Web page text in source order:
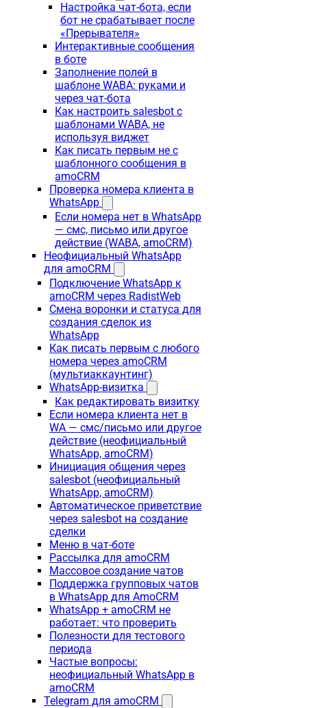
Настройка чат-бота, если
бот не срабатывает после
«Прерывателя»
Интерактивные сообщения
в боте
Заполнение полей в
шаблоне WABA: руками и
через чат-бота
Как настроить salesbot с
шаблонами WABA, не
используя виджет
Как писать первым не с
шаблонного сообщения в
amoCRM
Проверка номера клиента в
WhatsApp
Если номера нет в WhatsApp
— смс, письмо или другое
действие (WABA, amoCRM)
Неофициальный WhatsApp
для amoCRM
Подключение WhatsApp к
amoCRM через RadistWeb
Смена воронки и статуса для
создания сделок из
WhatsApp
Как писать первым с любого
номера через amoCRM
(мультиаккаунтинг)
WhatsApp-визитка
Как редактировать визитку
Если номера клиента нет в
WA — смс/письмо или другое
действие (неофициальный
WhatsApp, amoCRM)
Инициация общения через
salesbot (неофициальный
WhatsApp, amoCRM)
Автоматическое приветствие
через salesbot на создание
сделки
Меню в чат-боте
Рассылка для amoCRM
Массовое создание чатов
Поддержка групповых чатов
в WhatsApp для AmoCRM
WhatsApp + amoCRM не
работает: что проверить
Полезности для тестового
периода
Частые вопросы:
неофициальный WhatsApp в
amoCRM
Telegram для amoCRM